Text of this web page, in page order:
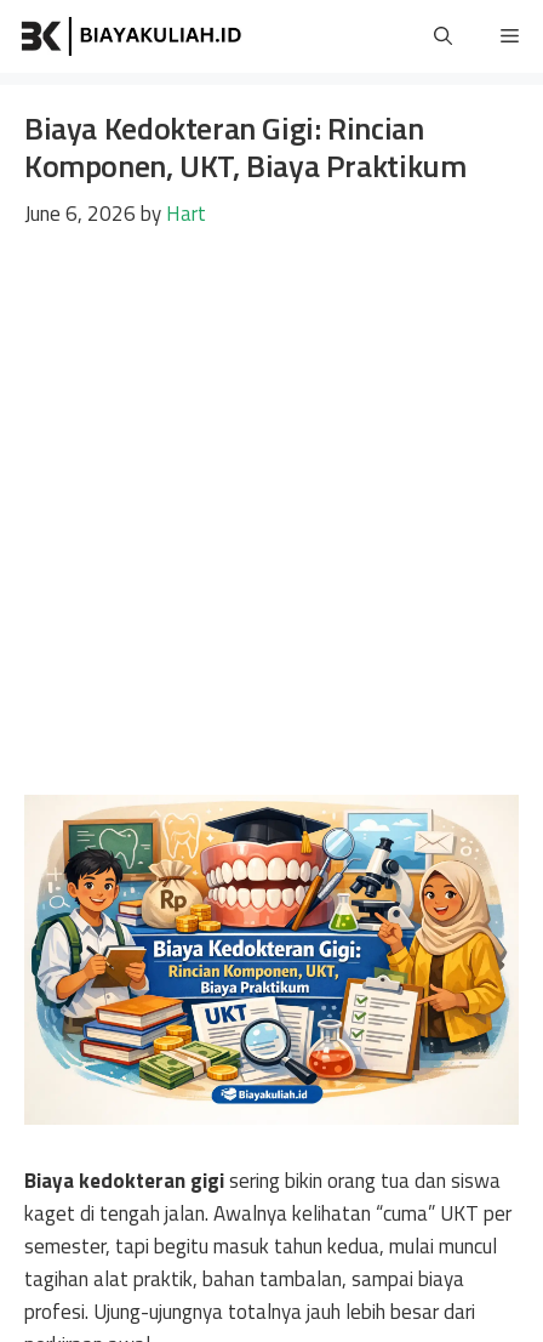
Skip
Biaya Kedokteran Gigi: Rincian
Komponen, UKT, Biaya Praktikum
June 6, 2026byHart
Biaya kedokteran gigisering bikin orang tua dan siswa
kaget di tengah jalan. Awalnya kelihatan “cuma” UKT per
semester, tapi begitu masuk tahun kedua, mulai muncul
tagihan alat praktik, bahan tambalan, sampai biaya
profesi. Ujung-ujungnya totalnya jauh lebih besar dari